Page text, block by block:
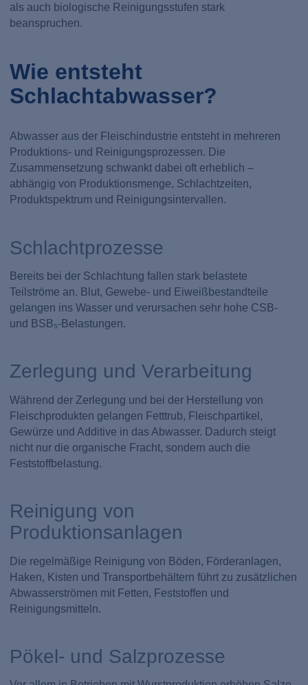
als auch biologische Reinigungsstufen stark
beanspruchen.
Wie entsteht
Schlachtabwasser?
Abwasser aus der Fleischindustrie entsteht in mehreren
Produktions- und Reinigungsprozessen. Die
Zusammensetzung schwankt dabei oft erheblich –
abhängig von Produktionsmenge, Schlachtzeiten,
Produktspektrum und Reinigungsintervallen.
Schlachtprozesse
Bereits bei der Schlachtung fallen stark belastete
Teilströme an. Blut, Gewebe- und Eiweißbestandteile
gelangen ins Wasser und verursachen sehr hohe CSB-
und BSB₅-Belastungen.
Zerlegung und Verarbeitung
Während der Zerlegung und bei der Herstellung von
Fleischprodukten gelangen Fetttrub, Fleischpartikel,
Gewürze und Additive in das Abwasser. Dadurch steigt
nicht nur die organische Fracht, sondern auch die
Feststoffbelastung.
Reinigung von
Produktionsanlagen
Die regelmäßige Reinigung von Böden, Förderanlagen,
Haken, Kisten und Transportbehältern führt zu zusätzlichen
Abwasserströmen mit Fetten, Feststoffen und
Reinigungsmitteln.
Pökel- und Salzprozesse